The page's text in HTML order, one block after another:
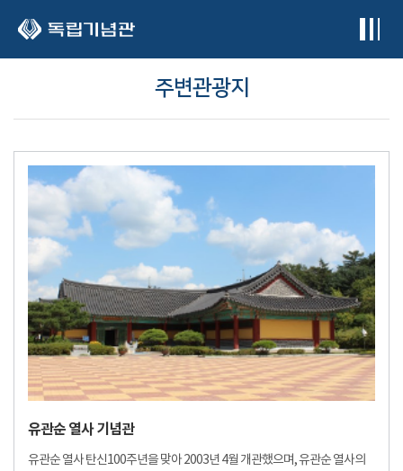
주변관광지
유관순 열사 기념관
유관순 열사 탄신100주년을 맞아 2003년 4월 개관했으며, 유관순 열사의